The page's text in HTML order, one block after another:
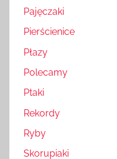
Pajęczaki
Pierścienice
Płazy
Polecamy
Ptaki
Rekordy
Ryby
Skorupiaki